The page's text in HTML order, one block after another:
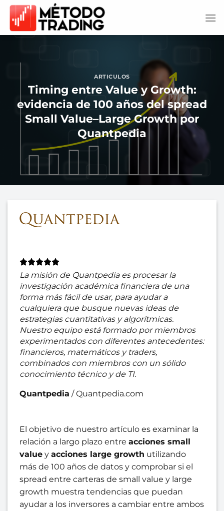
Saltar
contenido
ARTICULOS
Timing entre Value y Growth:
evidencia de 100 años del spread
Small Value–Large Growth por
Quantpedia
La misión de Quantpedia es procesar la
investigación académica financiera de una
forma más fácil de usar, para ayudar a
cualquiera que busque nuevas ideas de
estrategias cuantitativas y algorítmicas.
Nuestro equipo está formado por miembros
experimentados con diferentes antecedentes:
financieros, matemáticos y traders,
combinados con miembros con un sólido
conocimiento técnico y de TI.
Quantpedia /Quantpedia.com
El objetivo de nuestro artículo es examinar la
relación a largo plazo entre acciones small
value y acciones large growth utilizando
más de 100 años de datos y comprobar si el
spread entre carteras de small value y large
growth muestra tendencias que puedan
ayudar a los inversores a cambiar entre ambos